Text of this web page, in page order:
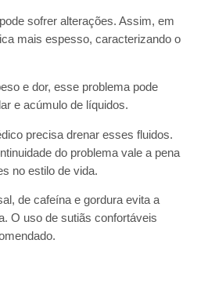
sofrer alterações. Assim, em
mais espesso, caracterizando o
e dor, esse problema pode
e acúmulo de líquidos.
precisa drenar esses fluidos.
do problema vale a pena
no estilo de vida.
de cafeína e gordura evita a
O uso de sutiãs confortáveis